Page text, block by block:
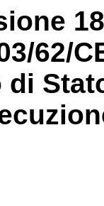
62/